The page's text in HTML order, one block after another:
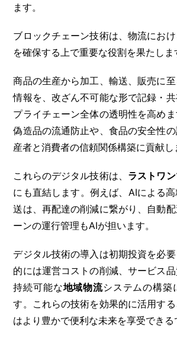
ます。
ブロックチェーン技術は、物流にお
を確保する上で重要な役割を果たしま
商品の生産から加工、輸送、販売に
情報を、改ざん不可能な形で記録・
プライチェーン全体の透明性を高めま
偽造品の流通防止や、食品の安全性
産者と消費者の信頼関係構築に貢献し
これらのデジタル技術は、 ラストワ
にも直結します。例えば、AIによる
送は、再配達の削減に繋がり、自動
ーンの運行管理もAIが担います。
デジタル技術の導入は初期投資を必
的には運営コストの削減、サービス
持続可能な地域物流システムの構築
す。これらの技術を効果的に活用す
はより豊かで便利な未来を享受できる